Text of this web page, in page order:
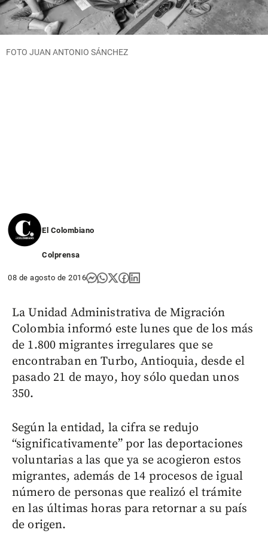
FOTO JUAN ANTONIO SÁNCHEZ
El Colombiano
Colprensa
08 de agosto de 2016
La Unidad Administrativa de Migración
Colombia informó este lunes que de los más
de 1.800 migrantes irregulares que se
encontraban en Turbo, Antioquia, desde el
pasado 21 de mayo, hoy sólo quedan unos
350.
Según la entidad, la cifra se redujo
“significativamente” por las deportaciones
voluntarias a las que ya se acogieron estos
migrantes, además de 14 procesos de igual
número de personas que realizó el trámite
en las últimas horas para retornar a su país
de origen.